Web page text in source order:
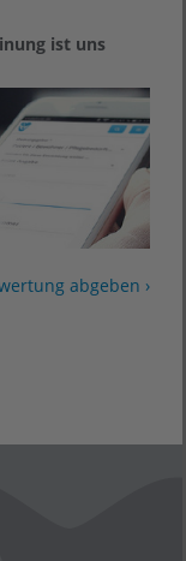
ist uns
abgeben ›